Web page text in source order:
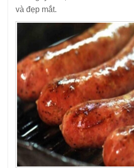
và đẹp mắt.